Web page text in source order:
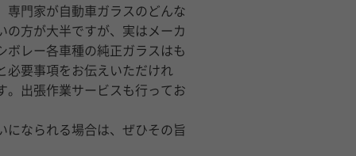
門家が自動車ガラスのどんな
方が大半ですが、実はメーカ
レー各車種の純正ガラスはも
必要事項をお伝えいただけれ
出張作業サービスも行ってお
なられる場合は、ぜひその旨